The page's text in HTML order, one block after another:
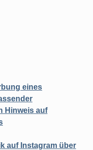
eines
Hinweis auf
auf Instagram über